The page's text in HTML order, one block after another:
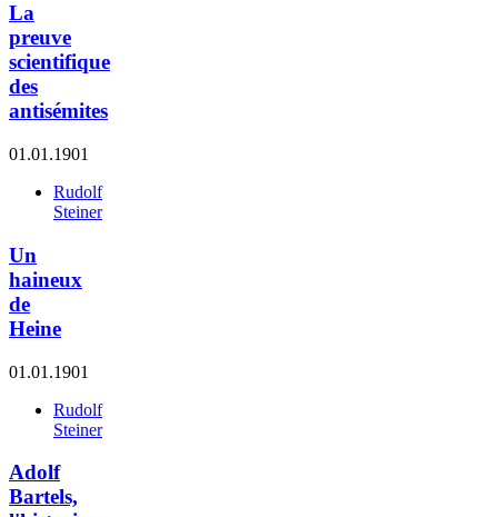
La
preuve
scientifique
des
antisémites
01.01.1901
Rudolf
Steiner
Un
haineux
de
Heine
01.01.1901
Rudolf
Steiner
Adolf
Bartels,